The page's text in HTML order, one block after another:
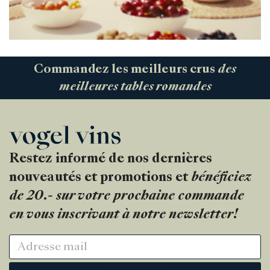
Commandez les meilleurs crus des
meilleures tables romandes
Restez informé de nos dernières
nouveautés et promotions et bénéficiez
de 20.- sur votre prochaine commande
en vous inscrivant à notre newsletter!